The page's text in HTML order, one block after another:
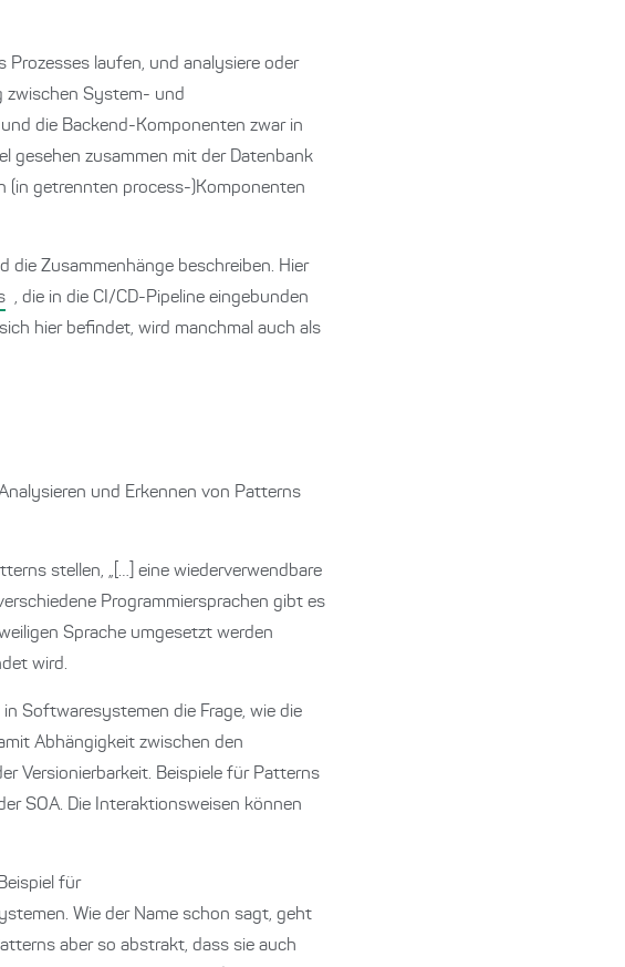
Prozesses laufen, und analysiere oder
zwischen System- und
die Backend-Komponenten zwar in
gesehen zusammen mit der Datenbank
(in getrennten process-)Komponenten
Zusammenhänge beschreiben. Hier
, die in die CI/CD-Pipeline eingebunden
hier befindet, wird manchmal auch als
und Erkennen von Patterns
stellen, „[…] eine wiederverwendbare
Programmiersprachen gibt es
Sprache umgesetzt werden
wird.
Softwaresystemen die Frage, wie die
Abhängigkeit zwischen den
Versionierbarkeit. Beispiele für Patterns
SOA. Die Interaktionsweisen können
für
Wie der Name schon sagt, geht
aber so abstrakt, dass sie auch